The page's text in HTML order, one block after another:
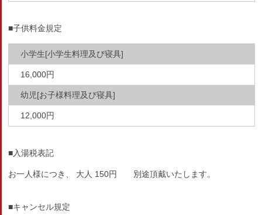
■子供料金規定
小学生[小学生料理及び寝具]
16,000円
幼児[お子様料理及び寝具]
12,000円
■入湯税表記
お一人様につき、 大人 150円 別途頂戴いたします。
■キャンセル規定